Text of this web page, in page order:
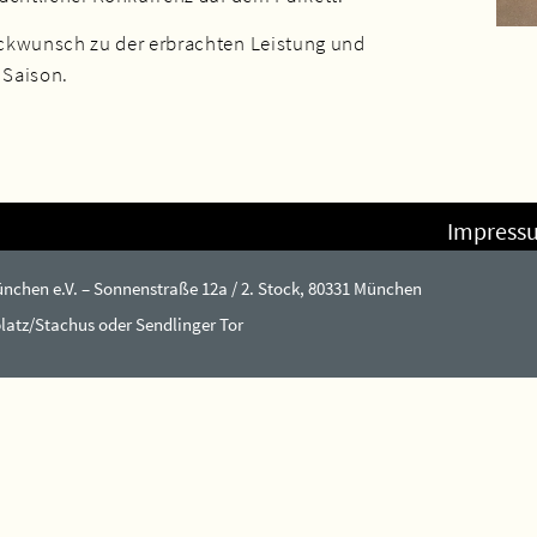
zu der erbrachten Leistung und
e.V. – Sonnenstraße 12a / 2. Stock, 80331 München
Stachus oder Sendlinger Tor